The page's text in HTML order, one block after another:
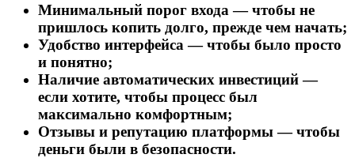
Минимальный порог входа — чтобы не
пришлось копить долго, прежде чем начать;
Удобство интерфейса — чтобы было просто
и понятно;
Наличие автоматических инвестиций —
если хотите, чтобы процесс был
максимально комфортным;
Отзывы и репутацию платформы — чтобы
деньги были в безопасности.